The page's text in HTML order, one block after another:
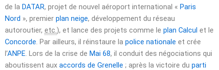
de la DATAR, projet de nouvel aéroport international « Paris
Nord », premier plan neige, développement du réseau
autoroutier, etc.), et lance des projets comme le plan Calcul et le
Concorde. Par ailleurs, il réinstaure la police nationale et crée
l’ANPE. Lors de la crise de Mai 68, il conduit des négociations qui
aboutissent aux accords de Grenelle ; après la victoire du parti